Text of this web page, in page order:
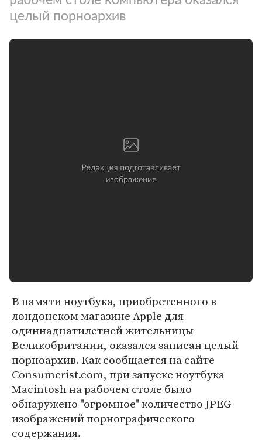
целый порноархив
В памяти ноутбука, приобретенного в
лондонском магазине Apple для
одиннадцатилетней жительницы
Великобритании, оказался записан целый
порноархив. Как сообщается на сайте
Consumerist.com, при запуске ноутбука
Macintosh на рабочем столе было
обнаружено "огромное" количество JPEG-
изображений порнографического
содержания.